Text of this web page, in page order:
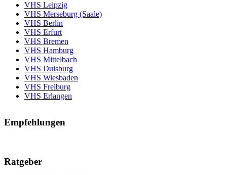
VHS Leipzig
VHS Merseburg (Saale)
VHS Berlin
VHS Erfurt
VHS Bremen
VHS Hamburg
VHS Mittelbach
VHS Duisburg
VHS Wiesbaden
VHS Freiburg
VHS Erlangen
Empfehlungen
Ratgeber